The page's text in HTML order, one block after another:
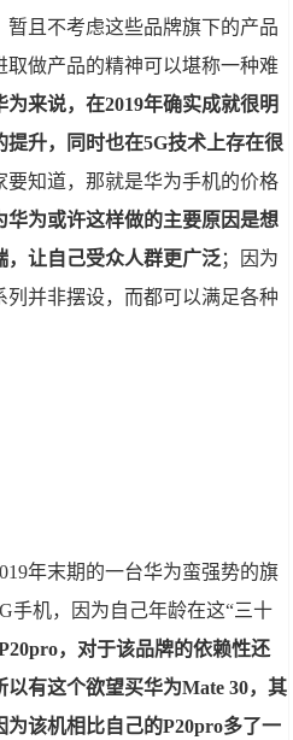
且不考虑这些品牌旗下的产品
做产品的精神可以堪称一种难
来说，在2019年确实成就很明
升，同时也在5G技术上存在很
要知道，那就是华为手机的价格
华为或许这样做的主要原因是想
，让自己受众人群更广泛；因为
并非摆设，而都可以满足各种
年末期的一台华为蛮强势的旗
手机，因为自己年龄在这“三十
，对于该品牌的依赖性还
有这个欲望买华为Mate 30，其
该机相比自己的P20pro多了一